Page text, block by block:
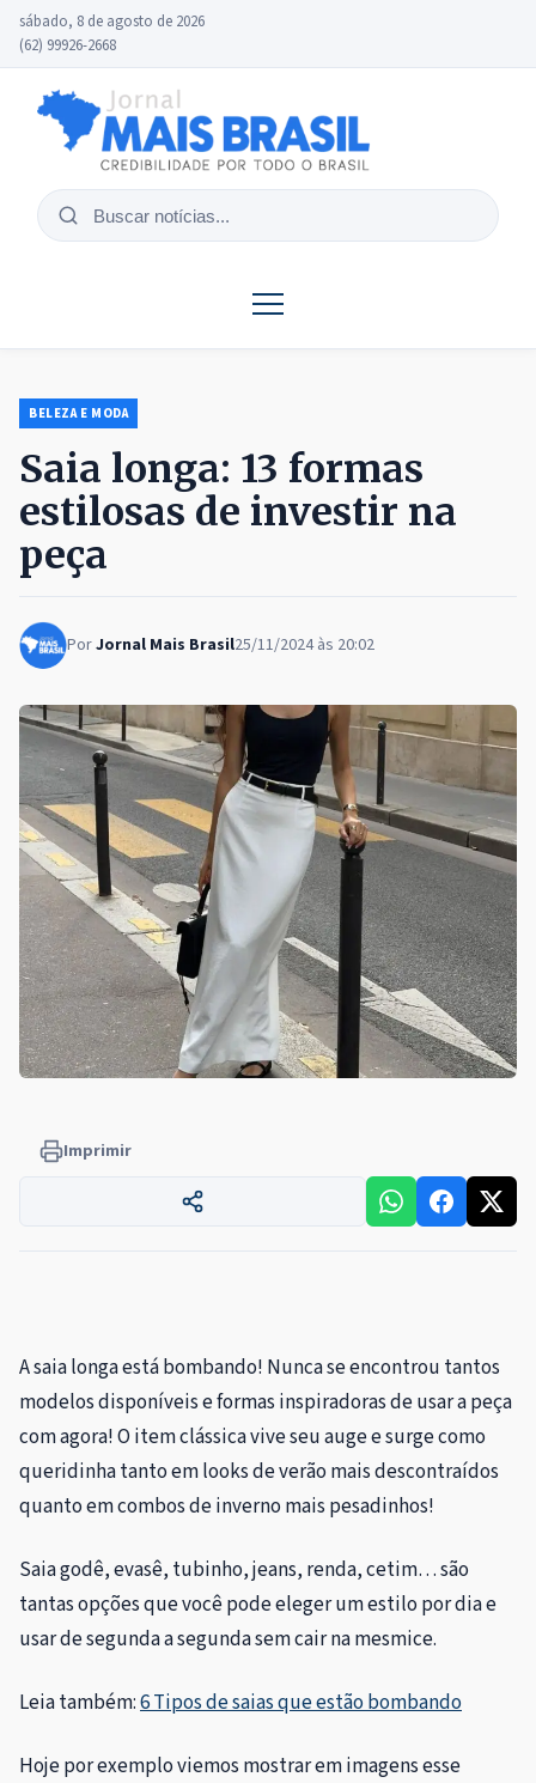
sábado, 8 de agosto de 2026
(62) 99926-2668
Buscar
BELEZA E MODA
Saia longa: 13 formas
estilosas de investir na
peça
PorJornal Mais Brasil25/11/2024 às 20:02
Imprimir
A saia longa está bombando! Nunca se encontrou tantos
modelos disponíveis e formas inspiradoras de usar a peça
com agora! O item clássica vive seu auge e surge como
queridinha tanto em looks de verão mais descontraídos
quanto em combos de inverno mais pesadinhos!
Saia godê, evasê, tubinho, jeans, renda, cetim… são
tantas opções que você pode eleger um estilo por dia e
usar de segunda a segunda sem cair na mesmice.
Leia também:6 Tipos de saias que estão bombando
Hoje por exemplo viemos mostrar em imagens esse